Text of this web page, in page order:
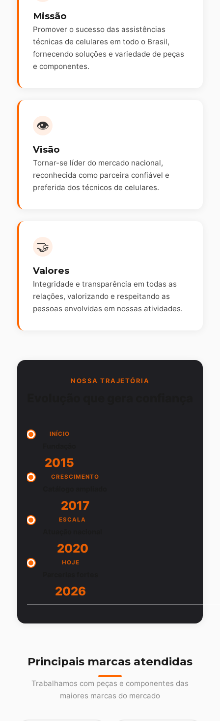
Missão
Promover o sucesso das assistências
técnicas de celulares em todo o Brasil,
fornecendo soluções e variedade de peças
e componentes.
👁️
Visão
Tornar-se líder do mercado nacional,
reconhecida como parceira confiável e
preferida dos técnicos de celulares.
🤝
Valores
Integridade e transparência em todas as
relações, valorizando e respeitando as
pessoas envolvidas em nossas atividades.
NOSSA TRAJETÓRIA
INÍCIO
2015
CRESCIMENTO
2017
ESCALA
2020
HOJE
2026
Principais marcas atendidas
Trabalhamos com peças e componentes das
maiores marcas do mercado